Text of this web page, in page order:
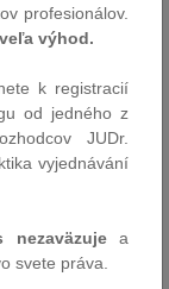
profesionálov.
výhod.
k registracií
od jedného z
JUDr.
vyjednávání
a
svete práva.